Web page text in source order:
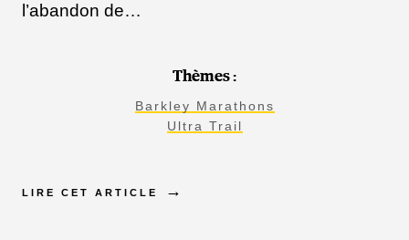
l’abandon de…
Thèmes :
Barkley Marathons
Ultra Trail
LIRE CET ARTICLE